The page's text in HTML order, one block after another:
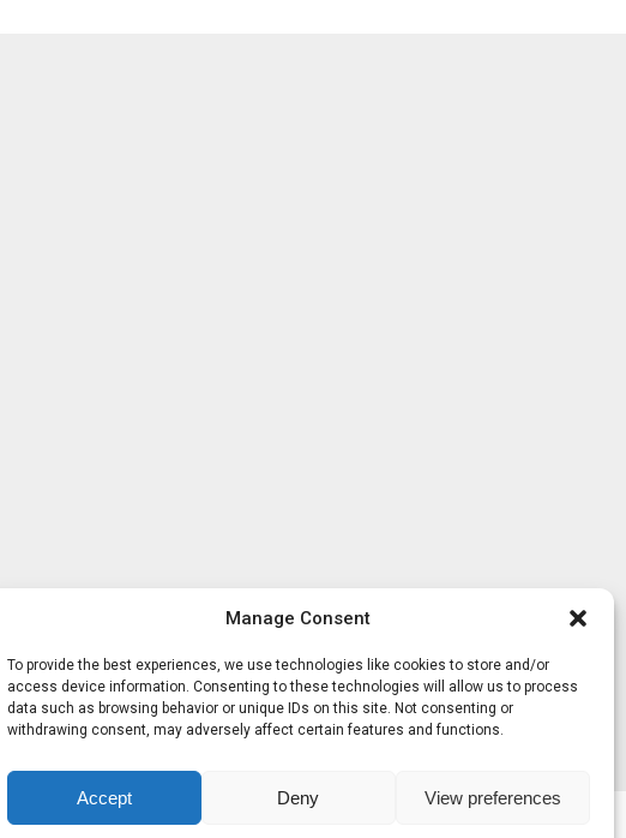
Manage Consent
To provide the best experiences, we use technologies like cookies to store and/or
access device information. Consenting to these technologies will allow us to process
data such as browsing behavior or unique IDs on this site. Not consenting or
withdrawing consent, may adversely affect certain features and functions.
Accept Deny View preferences